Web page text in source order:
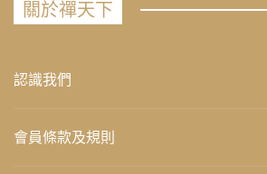
關於禪天下
認識我們
會員條款及規則